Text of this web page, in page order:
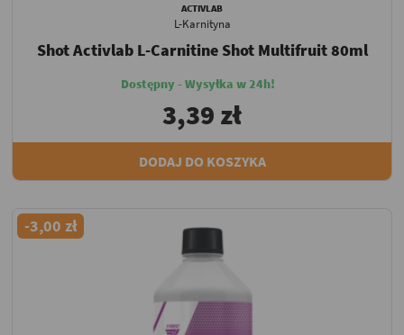
ACTIVLAB
L-Karnityna
Shot Activlab L-Carnitine Shot Multifruit 80ml
Dostępny - Wysyłka w 24h!
3,39 zł
DODAJ DO KOSZYKA
-3,00 zł